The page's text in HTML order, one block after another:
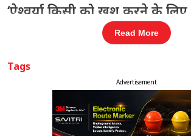
‘ऐश्वर्या किसी को खुश करने के
कंगना रनोट ने अपने आधिकारिक सोशल
से ऐश्वर्या राय की कांस की एक खूबसूरत
हुए ट्रोलर्स की क्लास लगाई। कंगना ने लिखा:
संबंधित खबरें
Read More
Tags
Advertisement